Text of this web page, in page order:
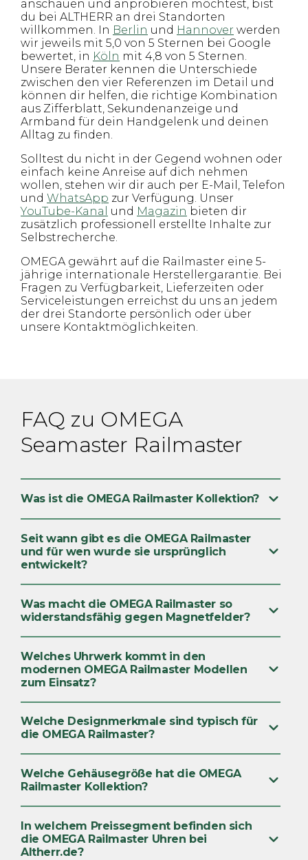
anschauen und anprobieren möchtest, bist
du bei ALTHERR an drei Standorten
willkommen. In Berlin und Hannover werden
wir jeweils mit 5,0 von 5 Sternen bei Google
bewertet, in Köln mit 4,8 von 5 Sternen.
Unsere Berater kennen die Unterschiede
zwischen den vier Referenzen im Detail und
können dir helfen, die richtige Kombination
aus Zifferblatt, Sekundenanzeige und
Armband für dein Handgelenk und deinen
Alltag zu finden.
Solltest du nicht in der Gegend wohnen oder
einfach keine Anreise auf dich nehmen
wollen, stehen wir dir auch per E-Mail, Telefon
und WhatsApp zur Verfügung. Unser
YouTube-Kanal
und Magazin bieten dir
zusätzlich professionell erstellte Inhalte zur
Selbstrecherche.
OMEGA gewährt auf die Railmaster eine 5-
jährige internationale Herstellergarantie. Bei
Fragen zu Verfügbarkeit, Lieferzeiten oder
Serviceleistungen erreichst du uns an jedem
der drei Standorte persönlich oder über
unsere Kontaktmöglichkeiten.
FAQ zu OMEGA
Seamaster Railmaster
Was ist die OMEGA Railmaster Kollektion?
Seit wann gibt es die OMEGA Railmaster
und für wen wurde sie ursprünglich
entwickelt?
Was macht die OMEGA Railmaster so
widerstandsfähig gegen Magnetfelder?
Welches Uhrwerk kommt in den
modernen OMEGA Railmaster Modellen
zum Einsatz?
Welche Designmerkmale sind typisch für
die OMEGA Railmaster?
Welche Gehäusegröße hat die OMEGA
Railmaster Kollektion?
In welchem Preissegment befinden sich
die OMEGA Railmaster Uhren bei
Altherr.de?